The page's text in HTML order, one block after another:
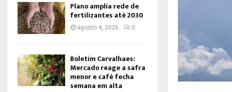
Plano amplia rede de
fertilizantes até 2030
agosto 4, 2026 0
Boletim Carvalhaes:
Mercado reage a safra
menor e café fecha
semana em alta